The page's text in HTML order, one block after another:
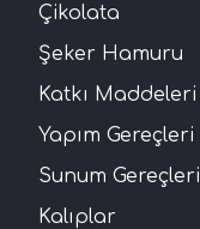
Çikolata
Şeker Hamuru
Katkı Maddeleri
Yapım Gereçleri
Sunum Gereçleri
Kalıplar